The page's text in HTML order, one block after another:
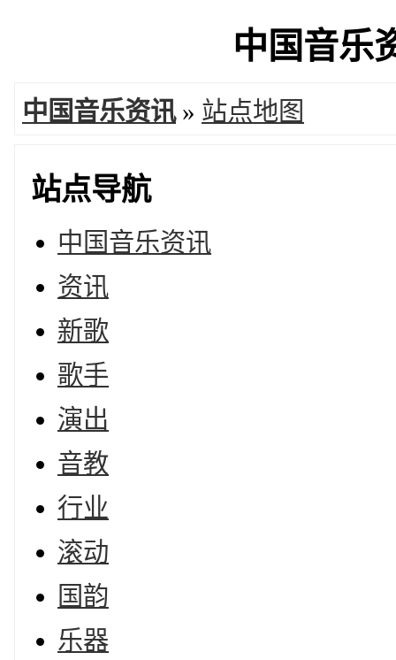
中国音乐
中国音乐资讯» 站点地图
站点导航
中国音乐资讯
资讯
新歌
歌手
演出
音教
行业
滚动
国韵
乐器